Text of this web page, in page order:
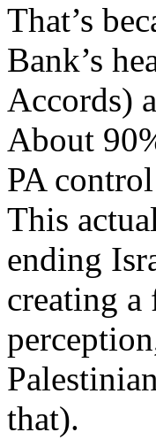
That’s
Bank’s
Accords)
About
PA
This
ending
creating a
Palestinian
that).